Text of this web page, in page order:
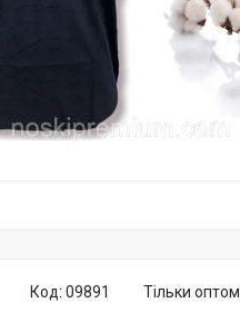
Тільки оптом
Код: 09891